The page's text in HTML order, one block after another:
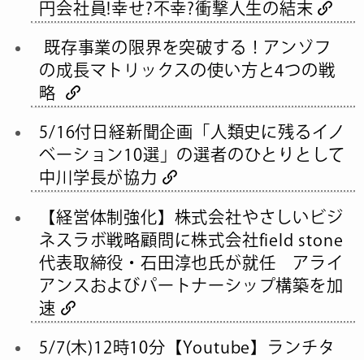
円会社員!幸せ?不幸?衝撃人生の結末
既存事業の限界を突破する！アンゾフ
の成長マトリックスの使い方と4つの戦
略
5/16付日経新聞企画「人類史に残るイノ
ベーション10選」の選者のひとりとして
中川学長が協力
【経営体制強化】株式会社やさしいビジ
ネスラボ戦略顧問に株式会社field stone
代表取締役・石田淳也氏が就任 アライ
アンスおよびパートナーシップ構築を加
速
5/7(木)12時10分【Youtube】ランチタ